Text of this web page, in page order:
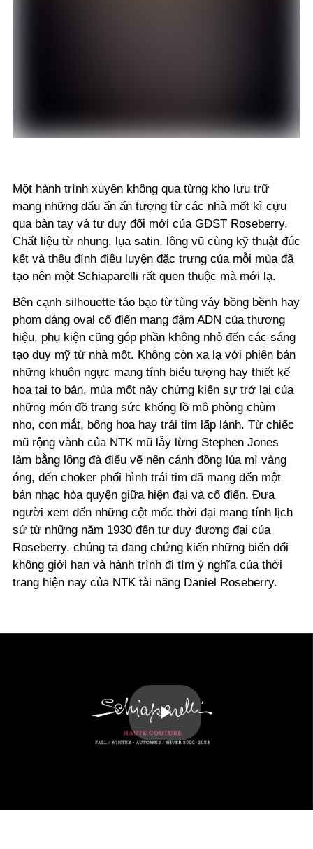
Một hành trình xuyên không qua từng kho lưu trữ
mang những dấu ấn ấn tượng từ các nhà mốt kì cựu
qua bàn tay và tư duy đổi mới của GĐST Roseberry.
Chất liệu từ nhung, lụa satin, lông vũ cùng kỹ thuật đúc
kết và thêu đính điêu luyện đặc trưng của mỗi mùa đã
tạo nên một Schiaparelli rất quen thuộc mà mới lạ.
Bên cạnh silhouette táo bạo từ tùng váy bồng bềnh hay
phom dáng oval cổ điển mang đậm ADN của thương
hiệu, phụ kiện cũng góp phần không nhỏ đến các sáng
tạo duy mỹ từ nhà mốt. Không còn xa lạ với phiên bản
những khuôn ngực mang tính biểu tượng hay thiết kế
hoa tai to bản, mùa mốt này chứng kiến sự trở lại của
những món đồ trang sức khổng lồ mô phỏng chùm
nho, con mắt, bông hoa hay trái tim lấp lánh. Từ chiếc
mũ rộng vành của NTK mũ lẫy lừng Stephen Jones
làm bằng lông đà điểu vẽ nên cánh đồng lúa mì vàng
óng, đến choker phối hình trái tim đã mang đến một
bản nhạc hòa quyện giữa hiện đại và cổ điển. Đưa
người xem đến những cột mốc thời đại mang tính lịch
sử từ những năm 1930 đến tư duy đương đại của
Roseberry, chúng ta đang chứng kiến những biến đổi
không giới hạn và hành trình đi tìm ý nghĩa của thời
trang hiện nay của NTK tài năng Daniel Roseberry.
Play